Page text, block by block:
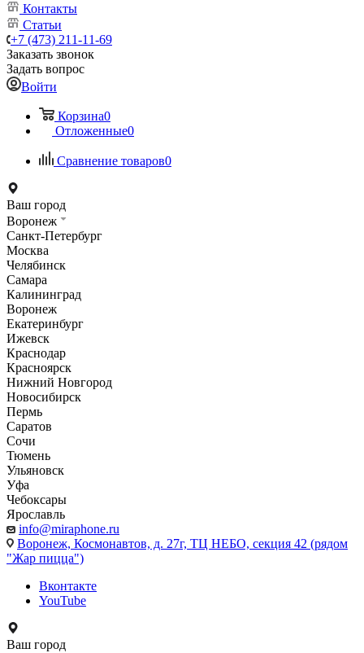
Контакты
Статьи
+7 (473) 211-11-69
Заказать звонок
Задать вопрос
Войти
Корзина0
Отложенные0
Сравнение товаров0
Ваш город
Воронеж
Санкт-Петербург
Москва
Челябинск
Самара
Калининград
Воронеж
Екатеринбург
Ижевск
Краснодар
Красноярск
Нижний Новгород
Новосибирск
Пермь
Саратов
Сочи
Тюмень
Ульяновск
Уфа
Чебоксары
Ярославль
info@miraphone.ru
Воронеж, Космонавтов, д. 27г, ТЦ НЕБО, секция 42 (рядом
"Жар пицца")
Вконтакте
YouTube
Ваш город